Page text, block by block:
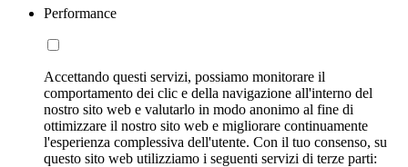
Performance
Accettando questi servizi, possiamo monitorare il
comportamento dei clic e della navigazione all'interno del
nostro sito web e valutarlo in modo anonimo al fine di
ottimizzare il nostro sito web e migliorare continuamente
l'esperienza complessiva dell'utente. Con il tuo consenso, su
questo sito web utilizziamo i seguenti servizi di terze parti: